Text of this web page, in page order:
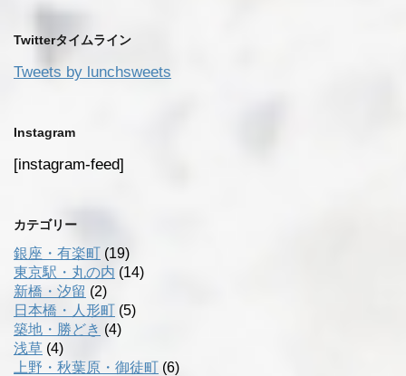
Twitterタイムライン
Tweets by lunchsweets
Instagram
[instagram-feed]
カテゴリー
銀座・有楽町 (19)
東京駅・丸の内 (14)
新橋・汐留 (2)
日本橋・人形町 (5)
築地・勝どき (4)
浅草 (4)
上野・秋葉原・御徒町 (6)